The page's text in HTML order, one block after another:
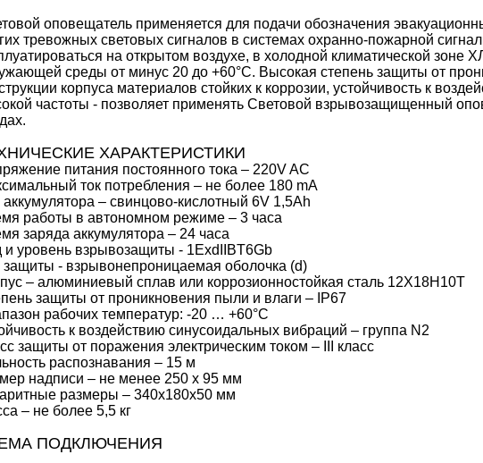
оповещатель применяется для подачи обозначения
тревожных световых сигналов в системах охранно-пожарной
на открытом воздухе, в холодной климатической зоне
среды от минус 20 до +60°С. Высокая степень защиты от
корпуса материалов стойких к коррозии, устойчивость к
частоты - позволяет применять Световой взрывозащищенный
ХАРАКТЕРИСТИКИ
питания постоянного тока – 220V AC
ток потребления – не более 180 mA
аккумулятора – свинцово-кислотный 6V 1,5Ah
работы в автономном режиме – 3 часа
заряда аккумулятора – 24 часа
и уровень взрывозащиты - 1ExdIIBT6Gb
защиты - взрывонепроницаемая оболочка (d)
– алюминиевый сплав или коррозионностойкая сталь 12Х18Н10Т
защиты от проникновения пыли и влаги – IP67
рабочих температур: -20 … +60°С
к воздействию синусоидальных вибраций – группа N2
защиты от поражения электрическим током – III класс
распознавания – 15 м
надписи – не менее 250 х 95 мм
размеры – 340x180x50 мм
– не более 5,5 кг
ПОДКЛЮЧЕНИЯ